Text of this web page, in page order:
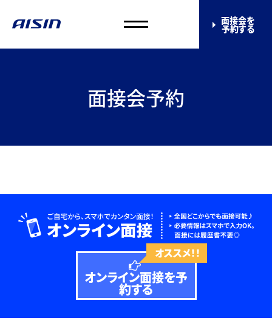
面接会を
予約する
面接会予約
オンライン面接を予
約する
オススメ！！